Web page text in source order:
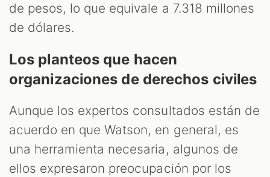
de pesos, lo que equivale a 7.318 millones
de dólares.
Los planteos que hacen
organizaciones de derechos civiles
Aunque los expertos consultados están de
acuerdo en que Watson, en general, es
una herramienta necesaria, algunos de
ellos expresaron preocupación por los